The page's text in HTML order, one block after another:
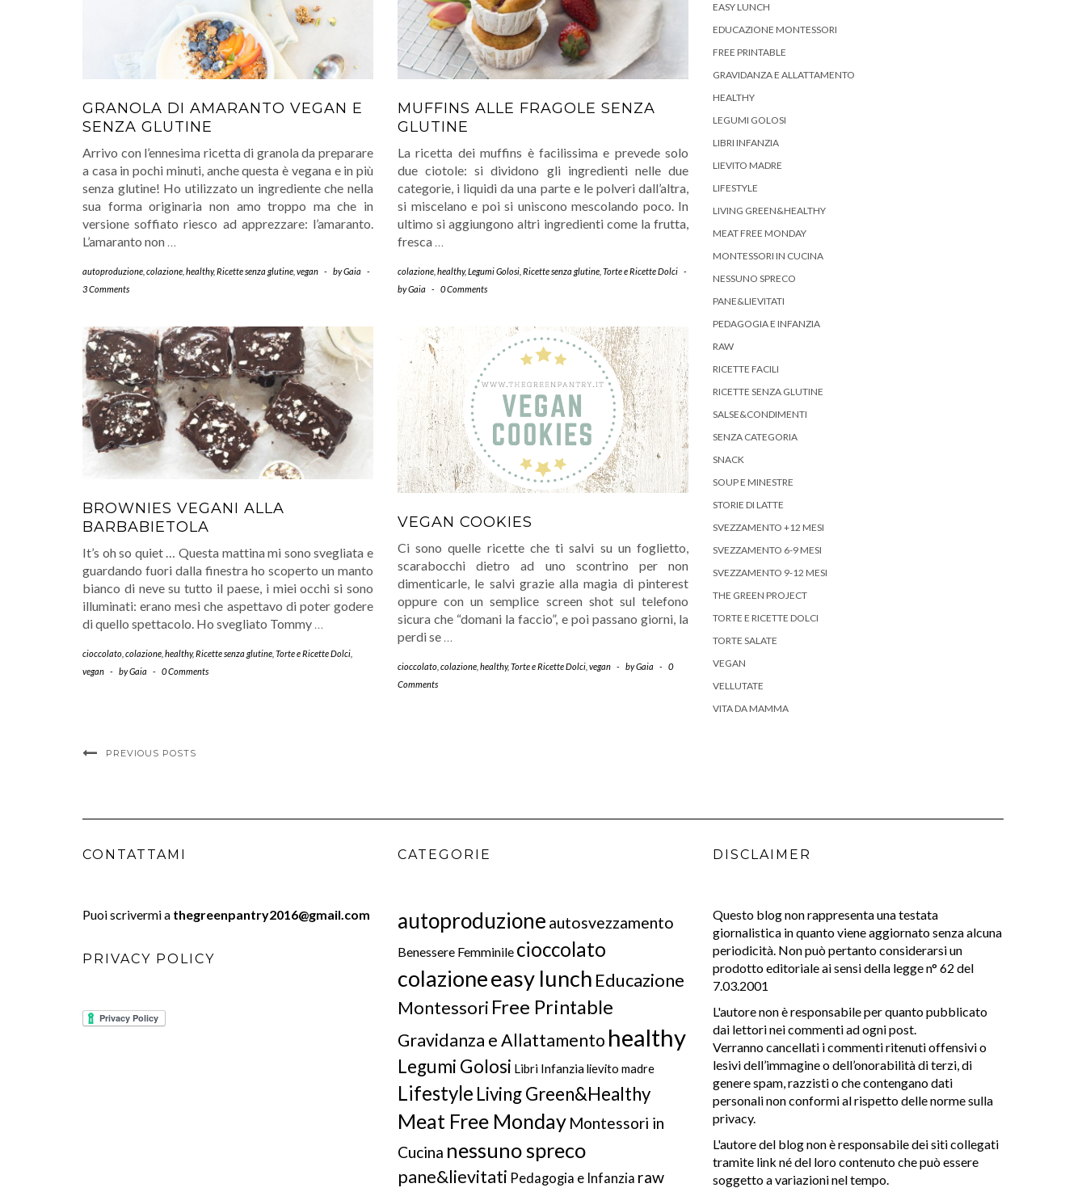
GRANOLA DI AMARANTO VEGAN E
SENZA GLUTINE
Arrivo con l’ennesima ricetta di granola da preparare
a casa in pochi minuti, anche questa è vegana e in più
senza glutine! Ho utilizzato un ingrediente che nella
sua forma originaria non amo troppo ma che in
versione soffiato riesco ad apprezzare: l’amaranto.
L’amaranto non …
autoproduzione colazione healthy,Ricette senza glutine vegan - byGaia
-
3 Comments
MUFFINS ALLE FRAGOLE SENZA
GLUTINE
La ricetta dei muffins è facilissima e prevede solo
due ciotole: si dividono gli ingredienti nelle due
categorie, i liquidi da una parte e le polveri dall’altra,
si miscelano e poi si uniscono mescolando poco. In
ultimo si aggiungono altri ingredienti come la frutta,
fresca …
colazione healthy,Legumi Golosi Ricette senza glutine Torte e Ricette Dolci -
byGaia - 0 Comments
BROWNIES VEGANI ALLA
BARBABIETOLA
It’s oh so quiet … Questa mattina mi sono svegliata e
guardando fuori dalla finestra ho scoperto un manto
bianco di neve su tutto il paese, i miei occhi si sono
illuminati: erano mesi che aspettavo di poter godere
di quello spettacolo. Ho svegliato Tommy …
cioccolato colazione healthy,Ricette senza glutine Torte e Ricette Dolci
vegan - byGaia - 0 Comments
VEGAN COOKIES
Ci sono quelle ricette che ti salvi su un foglietto,
scarabocchi dietro ad uno scontrino per non
dimenticarle, le salvi grazie alla magia di pinterest
oppure con un semplice screen shot sul telefono
sicura che “domani la faccio”, e poi passano giorni, la
perdi se
cioccolato colazione healthy,Torte e Ricette Dolci vegan - byGaia -
0
Comments
PREVIOUS POSTS
EASY LUNCH
EDUCAZIONE MONTESSORI
FREE PRINTABLE
GRAVIDANZA E ALLATTAMENTO
HEALTHY
LEGUMI GOLOSI
LIBRI INFANZIA
LIEVITO MADRE
LIFESTYLE
LIVING GREEN&HEALTHY
MEAT FREE MONDAY
MONTESSORI IN CUCINA
NESSUNO SPRECO
PANE&LIEVITATI
PEDAGOGIA E INFANZIA
RAW
RICETTE FACILI
RICETTE SENZA GLUTINE
SALSE&CONDIMENTI
SENZA CATEGORIA
SNACK
SOUP E MINESTRE
STORIE DI LATTE
SVEZZAMENTO +12 MESI
SVEZZAMENTO 6-9 MESI
SVEZZAMENTO 9-12 MESI
THE GREEN PROJECT
TORTE E RICETTE DOLCI
TORTE SALATE
VEGAN
VELLUTATE
VITA DA MAMMA
CONTATTAMI
Puoi scrivermi a thegreenpantry2016@gmail.com
PRIVACY POLICY
CATEGORIE
autoproduzione autosvezzamento
Benessere Femminile cioccolato
colazioneeasy lunch Educazione
Montessori Free Printable
Gravidanza e Allattamento healthy
Legumi Golosi Libri Infanzialievito madre
Lifestyle Living Green&Healthy
Meat Free Monday Montessori in
Cucina nessuno spreco
pane&lievitati Pedagogia e Infanzia raw
DISCLAIMER
Questo blog non rappresenta una testata
giornalistica in quanto viene aggiornato senza alcuna
periodicità. Non può pertanto considerarsi un
prodotto editoriale ai sensi della legge n° 62 del
7.03.2001
L'autore non è responsabile per quanto pubblicato
dai lettori nei commenti ad ogni post.
Verranno cancellati i commenti ritenuti offensivi o
lesivi dell’immagine o dell’onorabilità di terzi, di
genere spam, razzisti o che contengano dati
personali non conformi al rispetto delle norme sulla
privacy.
L'autore del blog non è responsabile dei siti collegati
tramite link né del loro contenuto che può essere
soggetto a variazioni nel tempo.